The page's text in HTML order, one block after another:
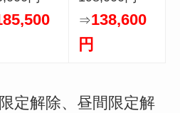
⇒138,600
円
定解除、昼間限定解